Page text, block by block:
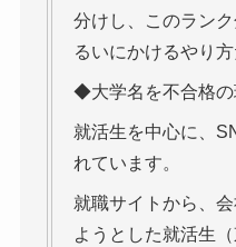
分けし、このラン
るいにかけるやり
◆大学名を不合格の
就活生を中心に、
れています。
就職サイトから、
ようとした就活生